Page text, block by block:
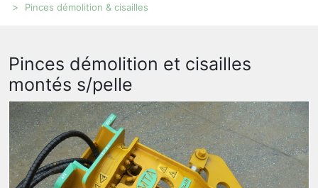
Pinces démolition & cisailles
Pinces démolition et cisailles
montés s/pelle